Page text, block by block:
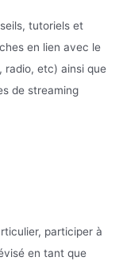
tutoriels et
en lien avec le
radio, etc) ainsi que
de streaming
participer à
en tant que